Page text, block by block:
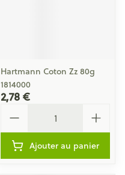
Hartmann Coton Zz 80g
1814000
2,78 €
Ajouter au panier